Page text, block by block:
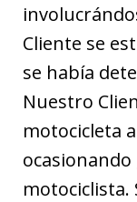
Cliente se
se había
Nuestro
motocicleta
ocasionando
motociclista.